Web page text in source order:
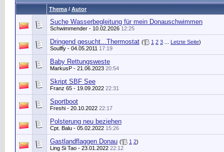
Thema / Autor
Suche Wasserbegleitung für mein Donauschwimmen
Schwimmender - 10.02.2026 12:25
Dringend gesucht...Thermostat ( 1 2 3 Letzte Seite)
Soulfly - 04.05.2011 17:19
Baby Rettungsweste
MarkusP - 21.06.2023 20:54
Skript SBF See
Franz 65 - 19.09.2022 22:31
Sportboot
Freshi - 20.10.2022 22:17
Polsterung neu beziehen
Cpt. Balu - 05.02.2022 15:26
Gastlandflaggen Donau ( 1 2)
Ling Si Tao - 23.01.2022 22:12